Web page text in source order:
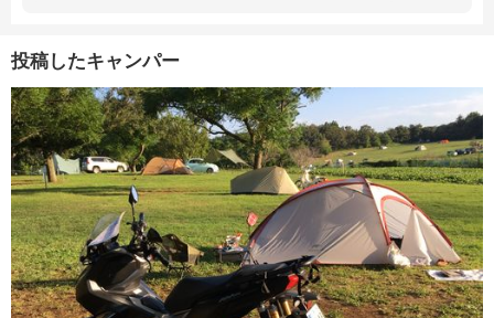
投稿したキャンパー